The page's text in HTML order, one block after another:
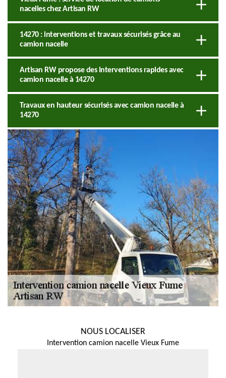
nacelles chez Artisan RW
14270 : interventions et travaux sécurisés grâce au
camion nacelle
Artisan RW propose des interventions rapides avec
camion nacelle à 14270
Travaux en hauteur sécurisés avec camion nacelle à
14270
NOUS LOCALISER
Intervention camion nacelle Vieux Fume